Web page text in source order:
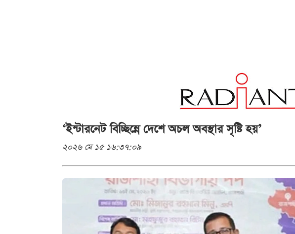
‘ইন্টারনেট বিচ্ছিন্নে দেশে অচল অবস্থার সৃষ্টি হয়’
২০২৬ মে ১৫ ১৬:৩৭:০৯